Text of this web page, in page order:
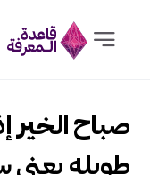
صباح الخير
طويله يعني